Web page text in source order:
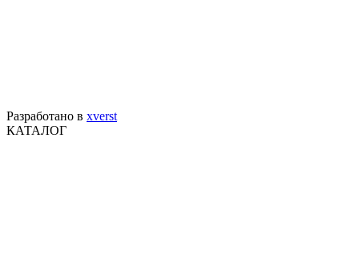
Разработано в xverst
КАТАЛОГ